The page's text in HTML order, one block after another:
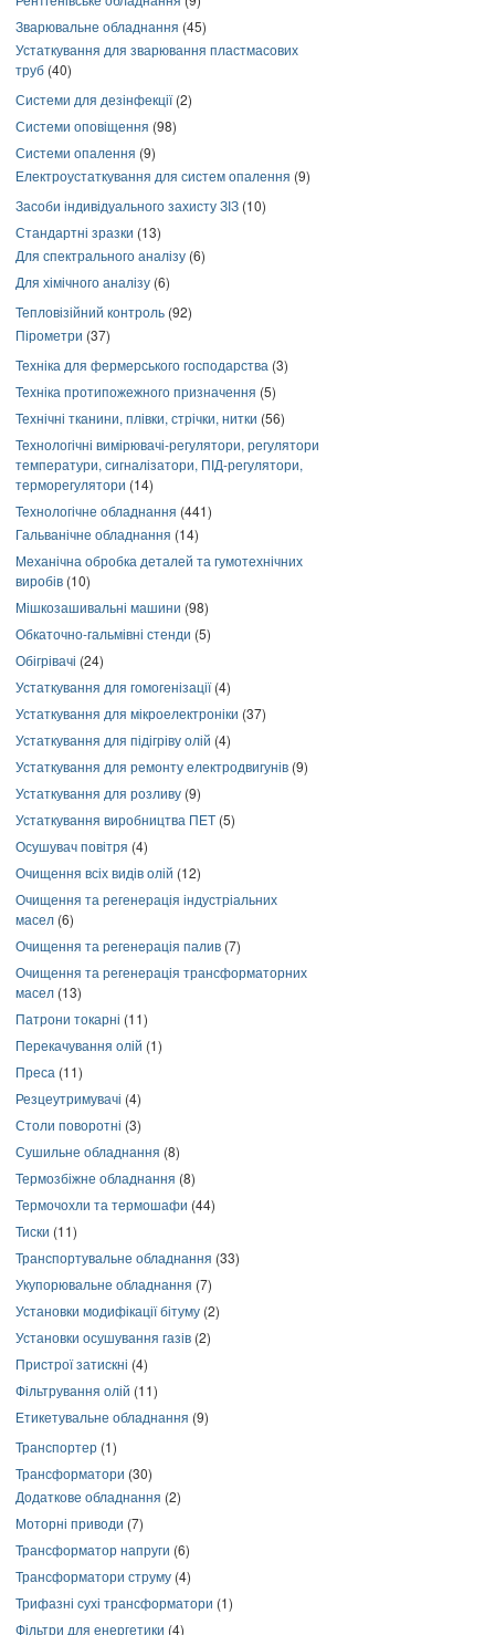
Зварювальне обладнання (45)
Устаткування для зварювання пластмасових
труб (40)
Системи для дезінфекції(2)
Системи оповіщення (98)
Системи опалення (9)
Електроустаткування для систем опалення (9)
Засоби індивідуального захисту ЗІЗ (10)
Стандартні зразки (13)
Для спектрального аналізу (6)
Для хімічного аналізу (6)
Тепловізійний контроль (92)
Пірометри (37)
Техніка для фермерського господарства (3)
Техніка протипожежного призначення (5)
Технічні тканини, плівки, стрічки, нитки (56)
Технологічні вимірювачі-регулятори, регулятори
температури, сигналізатори, ПІД-регулятори,
терморегулятори (14)
Технологічне обладнання (441)
Гальванічне обладнання (14)
Механічна обробка деталей та гумотехнічних
виробів (10)
Мішкозашивальні машини (98)
Обкаточно-гальмівні стенди (5)
Обігрівачі (24)
Устаткування для гомогенізації(4)
Устаткування для мікроелектроніки (37)
Устаткування для підігріву олій (4)
Устаткування для ремонту електродвигунів (9)
Устаткування для розливу (9)
Устаткування виробництва ПЕТ (5)
Осушувач повітря (4)
Очищення всіх видів олій (12)
Очищення та регенерація індустріальних
масел (6)
Очищення та регенерація палив (7)
Очищення та регенерація трансформаторних
масел (13)
Патрони токарні (11)
Перекачування олій (1)
Преса (11)
Резцеутримувачі (4)
Столи поворотні (3)
Сушильне обладнання (8)
Термозбіжне обладнання (8)
Термочохли та термошафи (44)
Тиски (11)
Транспортувальне обладнання (33)
Укупорювальне обладнання (7)
Установки модифікації бітуму (2)
Установки осушування газів (2)
Пристрої затискні (4)
Фільтрування олій (11)
Етикетувальне обладнання (9)
Транспортер (1)
Трансформатори (30)
Додаткове обладнання (2)
Моторні приводи (7)
Трансформатор напруги (6)
Трансформатори струму (4)
Трифазні сухі трансформатори (1)
Фільтри для енергетики (4)